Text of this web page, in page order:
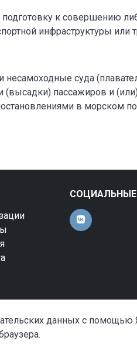
к совершению
инфраструктуры или
суда
(высадки) пассажиров и
в морском
СОЦИАЛЬНЫЕ
данных с